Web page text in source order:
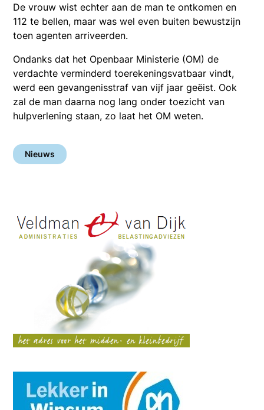
De vrouw wist echter aan de man te ontkomen en
112 te bellen, maar was wel even buiten bewustzijn
toen agenten arriveerden.
Ondanks dat het Openbaar Ministerie (OM) de
verdachte verminderd toerekeningsvatbaar vindt,
werd een gevangenisstraf van vijf jaar geëist. Ook
zal de man daarna nog lang onder toezicht van
hulpverlening staan, zo laat het OM weten.
Nieuws